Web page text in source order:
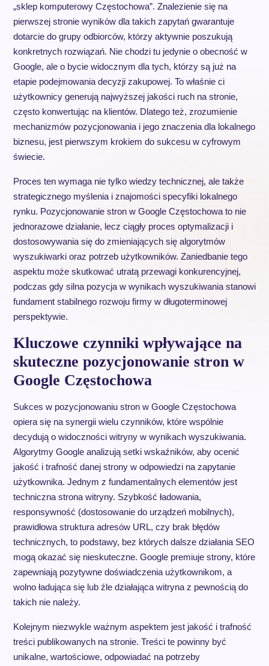
„sklep komputerowy Częstochowa”. Znalezienie się na
pierwszej stronie wyników dla takich zapytań gwarantuje
dotarcie do grupy odbiorców, którzy aktywnie poszukują
konkretnych rozwiązań. Nie chodzi tu jedynie o obecność w
Google, ale o bycie widocznym dla tych, którzy są już na
etapie podejmowania decyzji zakupowej. To właśnie ci
użytkownicy generują najwyższej jakości ruch na stronie,
często konwertując na klientów. Dlatego też, zrozumienie
mechanizmów pozycjonowania i jego znaczenia dla lokalnego
biznesu, jest pierwszym krokiem do sukcesu w cyfrowym
świecie.
Proces ten wymaga nie tylko wiedzy technicznej, ale także
strategicznego myślenia i znajomości specyfiki lokalnego
rynku. Pozycjonowanie stron w Google Częstochowa to nie
jednorazowe działanie, lecz ciągły proces optymalizacji i
dostosowywania się do zmieniających się algorytmów
wyszukiwarki oraz potrzeb użytkowników. Zaniedbanie tego
aspektu może skutkować utratą przewagi konkurencyjnej,
podczas gdy silna pozycja w wynikach wyszukiwania stanowi
fundament stabilnego rozwoju firmy w długoterminowej
perspektywie.
Kluczowe czynniki wpływające na
skuteczne pozycjonowanie stron w
Google Częstochowa
Sukces w pozycjonowaniu stron w Google Częstochowa
opiera się na synergii wielu czynników, które wspólnie
decydują o widoczności witryny w wynikach wyszukiwania.
Algorytmy Google analizują setki wskaźników, aby ocenić
jakość i trafność danej strony w odpowiedzi na zapytanie
użytkownika. Jednym z fundamentalnych elementów jest
techniczna strona witryny. Szybkość ładowania,
responsywność (dostosowanie do urządzeń mobilnych),
prawidłowa struktura adresów URL, czy brak błędów
technicznych, to podstawy, bez których dalsze działania SEO
mogą okazać się nieskuteczne. Google premiuje strony, które
zapewniają pozytywne doświadczenia użytkownikom, a
wolno ładująca się lub źle działająca witryna z pewnością do
takich nie należy.
Kolejnym niezwykle ważnym aspektem jest jakość i trafność
treści publikowanych na stronie. Treści te powinny być
unikalne, wartościowe, odpowiadać na potrzeby